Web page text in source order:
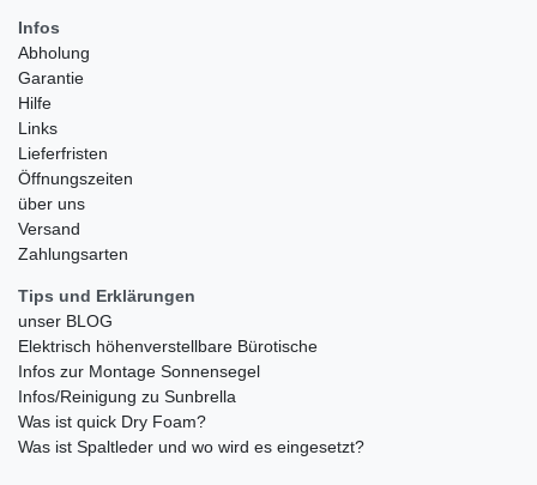
Infos
Abholung
Garantie
Hilfe
Links
Lieferfristen
Öffnungszeiten
über uns
Versand
Zahlungsarten
Tips und Erklärungen
unser BLOG
Elektrisch höhenverstellbare Bürotische
Infos zur Montage Sonnensegel
Infos/Reinigung zu Sunbrella
Was ist quick Dry Foam?
Was ist Spaltleder und wo wird es eingesetzt?